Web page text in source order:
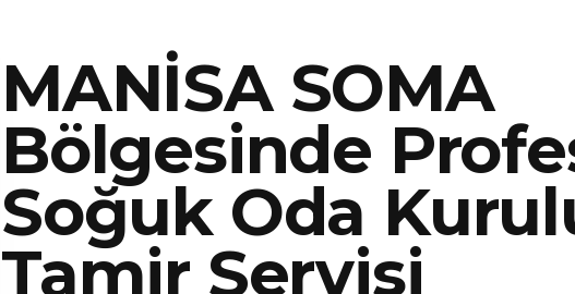
MANİSA SOMA
Bölgesinde
Soğuk Oda
Tamir Servisi